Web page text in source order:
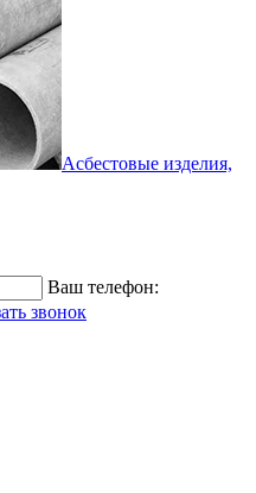
Асбестовые изделия,
Ваш телефон:
звонок